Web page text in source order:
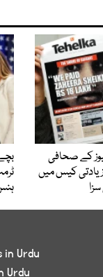
کے صحافی
زیادتی کیس میں
in Urdu
Urdu